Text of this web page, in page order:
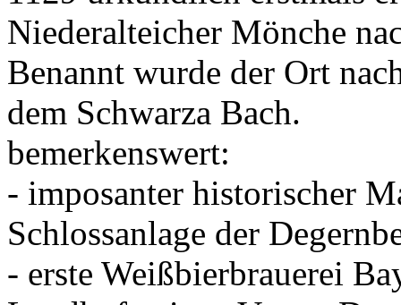
Niederalteicher Mönche
Benannt wurde der Ort
dem Schwarza Bach.
bemerkenswert:
- imposanter historischer
Schlossanlage der
- erste Weißbierbrauerei